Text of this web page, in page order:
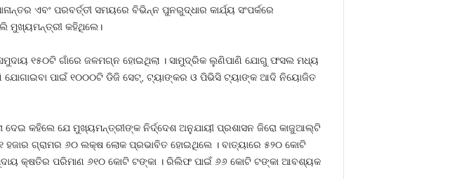
ଏବଂ ପରବର୍ତ୍ତୀ ସମୟରେ ବିଭିନ୍ନ ପୁନରୁଦ୍ଧାର କାର୍ଯ୍ୟ ସଂପର୍କରେ
ମୁଖ୍ୟମନ୍ତ୍ରୀ କହିଥିଲେ।
୧୫୦ଟି ଗାଁରେ ଜଳମଗ୍ନ ହୋଇଥିଲା । ସାମୁଦ୍ରିକ ଲୁଣିପାଣି ଯୋଗୁ ଫସଲ ମଧ୍ୟ
ଯୋଗାଇବା ପାଇଁ ୧୦୦୦ଟି ଡିଜି ସେଟ୍‌, ଟ୍ୟାଙ୍କର ଓ ପିଭିସି ଟ୍ୟାଙ୍କ ଆଦି ନିୟୋଜିତ
କହିଲେ ଯେ ମୁଖ୍ୟମନ୍ତ୍ରୀଙ୍କ ନିର୍ଦ୍ଦେଶ ଅନୁଯାୟୀ ପ୍ରଶାସନ ଜିରୋ କାଜୁଆଲ୍‌ଟି
ଗ୍ରାମର ୬୦ ଲକ୍ଷ ଲୋକ ପ୍ରଭାବିତ ହୋଇଥିଲେ । ବାତ୍ୟାରେ ୫୨୦ କୋଟି
କ୍ଷତିର ପରିମାଣ ୬୧୦ କୋଟି ଟଙ୍କା । ରିଲିଫ ପାଇଁ ୬୬ କୋଟି ଟଙ୍କା ଆବଶ୍ୟକ